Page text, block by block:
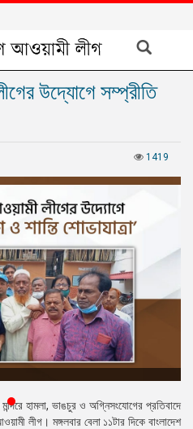
উদ্যোগে সম্প্রীতি
1419
হামলা, ভাঙচুর ও অগ্নিসংযোগের প্রতিবাদে
লীগ। মঙ্গলবার বেলা ১১টার দিকে বাংলাদেশ